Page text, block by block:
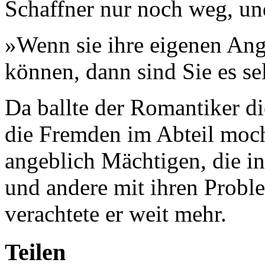
Schaffner nur noch weg,
»Wenn sie ihre eigenen
können, dann sind Sie es
Da ballte der Romantiker
die Fremden im Abteil
angeblich Mächtigen, die
und andere mit ihren
verachtete er weit mehr.
Teilen